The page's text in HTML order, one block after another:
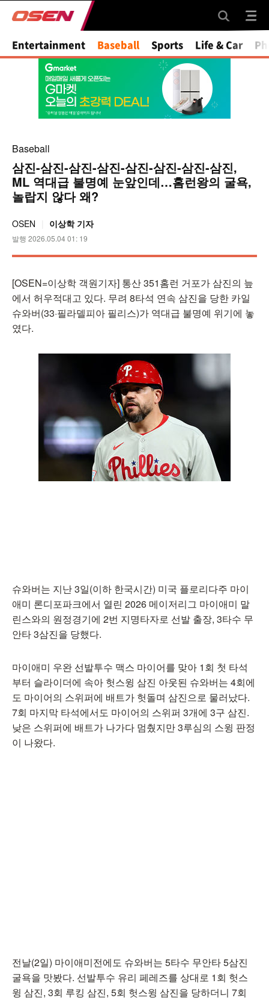
Mute
Entertainment Baseball Sports Life & Car
Baseball
삼진-삼진-삼진-삼진-삼진-삼진-삼진-삼진,
ML 역대급 불명예 눈앞인데…홈런왕의 굴욕,
놀랍지 않다 왜?
OSEN 이상학 기자
발행 2026.05.04 01: 19
[OSEN=이상학 객원기자] 통산 351홈런 거포가 삼진의 늪
에서 허우적대고 있다. 무려 8타석 연속 삼진을 당한 카일
슈와버(33·필라델피아 필리스)가 역대급 불명예 위기에 놓
였다.
슈와버는 지난 3일(이하 한국시간) 미국 플로리다주 마이
애미 론디포파크에서 열린 2026 메이저리그 마이애미 말
린스와의 원정경기에 2번 지명타자로 선발 출장, 3타수 무
안타 3삼진을 당했다.
마이애미 우완 선발투수 맥스 마이어를 맞아 1회 첫 타석
부터 슬라이더에 속아 헛스윙 삼진 아웃된 슈와버는 4회에
도 마이어의 스위퍼에 배트가 헛돌며 삼진으로 물러났다.
7회 마지막 타석에서도 마이어의 스위퍼 3개에 3구 삼진.
낮은 스위퍼에 배트가 나가다 멈췄지만 3루심의 스윙 판정
이 나왔다.
전날(2일) 마이애미전에도 슈와버는 5타수 무안타 5삼진
굴욕을 맛봤다. 선발투수 유리 페레즈를 상대로 1회 헛스
윙 삼진, 3회 루킹 삼진, 5회 헛스윙 삼진을 당하더니 7회